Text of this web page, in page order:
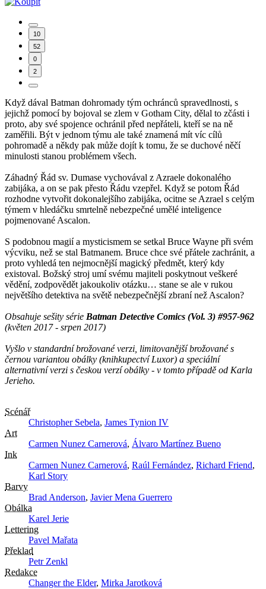
10
52
0
2
Když dával Batman dohromady tým ochránců spravedlnosti, s
jejichž pomocí by bojoval se zlem v Gotham City, dělal to zčásti i
proto, aby své spojence ochránil před nepřáteli, kteří se na ně
zaměřili. Být v jednom týmu ale také znamená mít víc cílů
pohromadě a někdy pak může dojít k tomu, že se duchové něčí
minulosti stanou problémem všech.
Záhadný Řád sv. Dumase vychovával z Azraele dokonalého
zabijáka, a on se pak přesto Řádu vzepřel. Když se potom Řád
rozhodne vytvořit dokonalejšího zabijáka, ocitne se Azrael s celým
týmem v hledáčku smrtelně nebezpečné umělé inteligence
pojmenované Ascalon.
S podobnou magií a mysticismem se setkal Bruce Wayne při svém
výcviku, než se stal Batmanem. Bruce chce své přátele zachránit, a
proto vyhledá ten nejmocnější magický předmět, který kdy
existoval. Božský stroj umí svému majiteli poskytnout veškeré
vědění, zodpovědět jakoukoliv otázku… stane se ale v rukou
největšího detektiva na světě nebezpečnější zbraní než Ascalon?
Obsahuje sešity série Batman Detective Comics (Vol. 3) #957-962
(květen 2017 - srpen 2017)
Vyšlo v standardní brožované verzi, limitovanější brožované s
černou variantou obálky (knihkupectví Luxor) a speciální
alternativní verzi s českou verzí obálky - v tomto případě od Karla
Jerieho.
Scénář
Christopher Sebela, James Tynion IV
Art
Carmen Nunez Carnerová, Álvaro Martínez Bueno
Ink
Carmen Nunez Carnerová, Raúl Fernández, Richard Friend,
Karl Story
Barvy
Brad Anderson, Javier Mena Guerrero
Obálka
Karel Jerie
Lettering
Pavel Mařata
Překlad
Petr Zenkl
Redakce
Changer the Elder, Mirka Jarotková